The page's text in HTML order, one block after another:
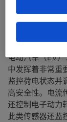
清洁能源：在
电流传感器有
相匹配和保持
电动汽车（EV
中发挥着非常重
监控荷电状态并
高安全性。电流
还控制电子动力
此类传感器还监